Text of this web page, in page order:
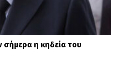
η κηδεία του